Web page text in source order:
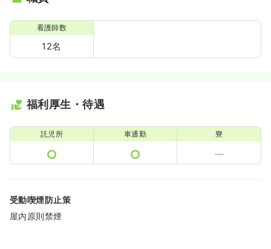
看護師数
12名
福利厚生・待遇
託児所 車通勤 寮
受動喫煙防止策
屋内原則禁煙